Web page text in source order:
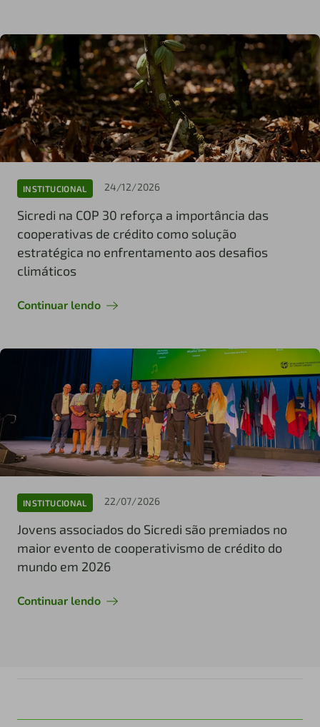
INSTITUCIONAL 24/12/2026
Sicredi na COP 30 reforça a importância das
cooperativas de crédito como solução
estratégica no enfrentamento aos desafios
climáticos
Continuar lendo
INSTITUCIONAL 22/07/2026
Jovens associados do Sicredi são premiados no
maior evento de cooperativismo de crédito do
mundo em 2026
Continuar lendo